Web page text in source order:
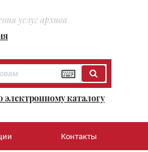
услуг архива
каталогу
Контакты